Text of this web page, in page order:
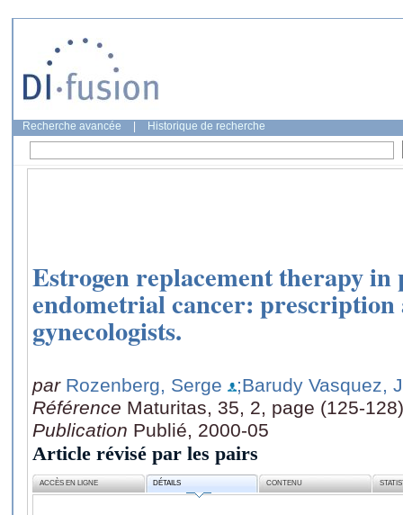
Recherche avancée Historique de recherche
Estrogen replacement therapy
endometrial cancer:
gynecologists.
par Rozenberg, Serge
;Barudy Vasquez,
Référence Maturitas, 35, 2, page (125-128)
Publication Publié, 2000-05
Article révisé par les pairs
ACCÈS EN LIGNE DÉTAILS CONTENU